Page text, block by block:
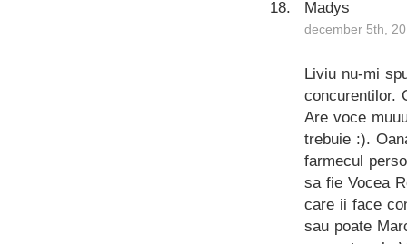
Madys
december 5th,
Liviu nu-mi
concurentilor.
Are voce
trebuie :).
farmecul
sa fie Vocea
care ii face
sau poate